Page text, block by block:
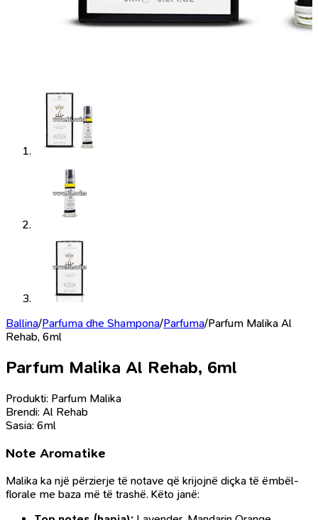
Ballina/Parfuma dhe Shampona/Parfuma/Parfum Malika Al
Rehab, 6ml
Parfum Malika Al Rehab, 6ml
Produkti: Parfum Malika
Brendi: Al Rehab
Sasia: 6ml
Note Aromatike
Malika ka një përzierje të notave që krijojnë diçka të ëmbël-
florale me baza më të trashë. Këto janë: